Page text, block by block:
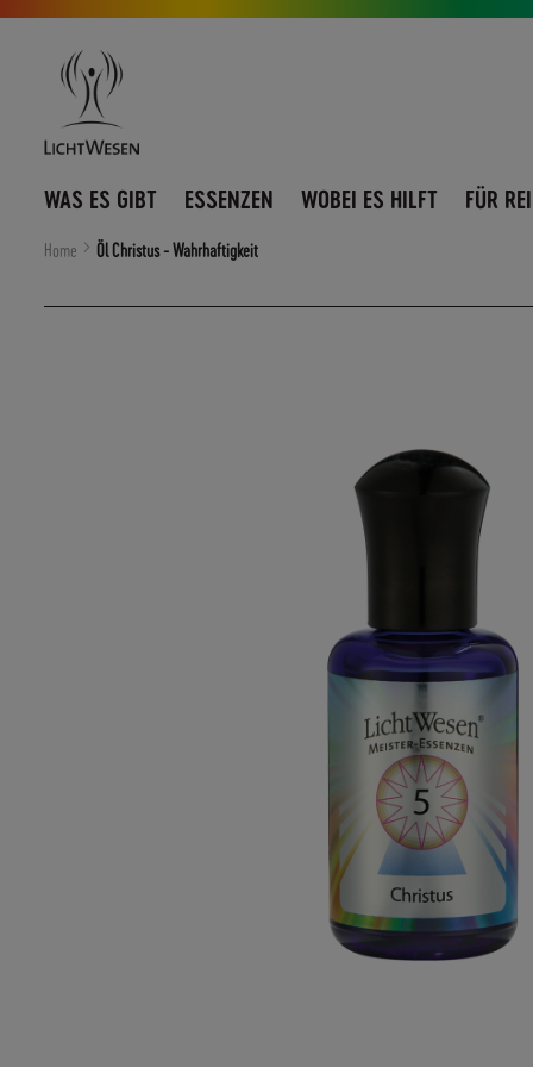
Direkt
zum
Navigation
umschalten
WAS ES GIBT ESSENZEN WOBEI ES HILFT FÜR
Home Öl Christus - Wahrhaftigkeit